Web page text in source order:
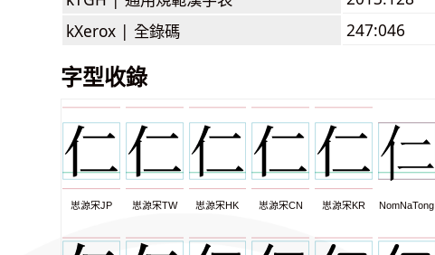
kXerox | 全錄碼 247:046
字型收錄
思源宋JP 思源宋TW 思源宋HK 思源宋CN 思源宋KR NomNaTong